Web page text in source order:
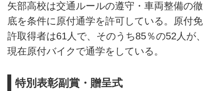
矢部高校は交通ルールの遵守・車両整備の徹
底を条件に原付通学を許可している。原付免
許取得者は61人で、そのうち85％の52人が、
現在原付バイクで通学をしている。
特別表彰副賞・贈呈式